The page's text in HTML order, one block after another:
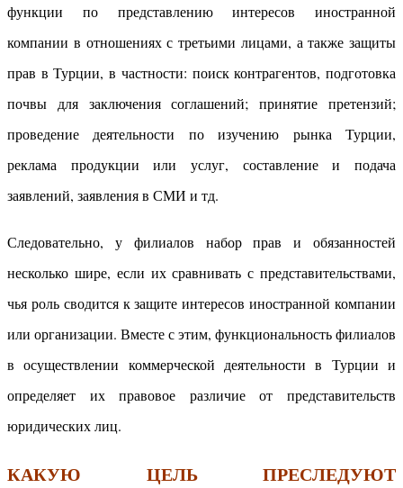
функции по представлению интересов иностранной
компании в отношениях с третьими лицами, а также защиты
прав в Турции, в частности: поиск контрагентов, подготовка
почвы для заключения соглашений; принятие претензий;
проведение деятельности по изучению рынка Турции,
реклама продукции или услуг, составление и подача
заявлений, заявления в СМИ и тд.
Следовательно, у филиалов набор прав и обязанностей
несколько шире, если их сравнивать с представительствами,
чья роль сводится к защите интересов иностранной компании
или организации. Вместе с этим, функциональность филиалов
в осуществлении коммерческой деятельности в Турции и
определяет их правовое различие от представительств
юридических лиц.
КАКУЮ ЦЕЛЬ ПРЕСЛЕДУЮТ